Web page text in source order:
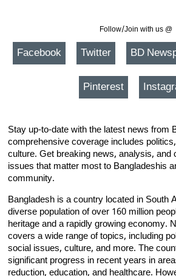
Follow/Join with us @
Facebook Twitter BD
Pinterest
Stay up-to-date with the latest news from
comprehensive coverage includes
culture. Get breaking news, analysis, and
issues that matter most to Bangladeshis
community.
Bangladesh is a country located in South
diverse population of over 160 million
heritage and a rapidly growing economy.
covers a wide range of topics, including
social issues, culture, and more. The
significant progress in recent years in
reduction, education, and healthcare.